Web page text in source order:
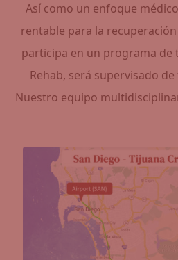
Así como un enfoque
rentable para la
participa en un programa de
Rehab, será supervisado
Nuestro equipo